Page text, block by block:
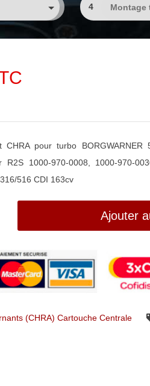
4
CHRA pour turbo
R2S 1000-970-0008, 1000-970-
516 CDI 163cv
Ajouter
(CHRA) Cartouche Centrale